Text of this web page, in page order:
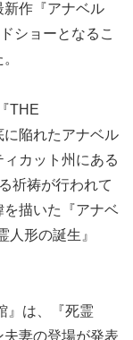
新作『アナベル
ショーとなるこ
。
THE
陥れたアナベル
カット州にある
祈祷が行われて
描いた『アナベ
人形の誕生』
』は、『死霊
妻の登場が発表